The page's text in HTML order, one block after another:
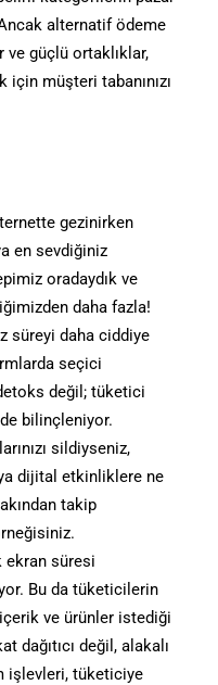
Ancak alternatif ödeme
ve güçlü ortaklıklar,
müşteri tabanınızı
gezinirken
en sevdiğiniz
oradaydık ve
daha fazla!
süreyi daha ciddiye
seçici
değil; tüketici
bilinçleniyor.
sildiyseniz,
dijital etkinliklere ne
takip
ekran süresi
Bu da tüketicilerin
ve ürünler istediği
dağıtıcı değil, alakalı
işlevleri, tüketiciye